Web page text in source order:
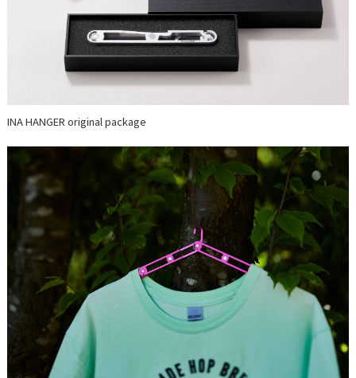
INA HANGER original package